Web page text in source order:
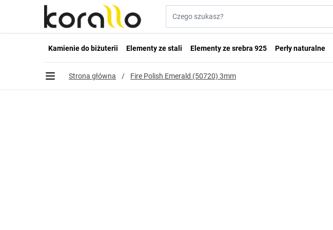
Przejdź do treści
Kamienie do biżuterii Elementy ze stali Elementy ze srebra 925 Perły naturalne
Strona główna / Fire Polish Emerald (50720) 3mm